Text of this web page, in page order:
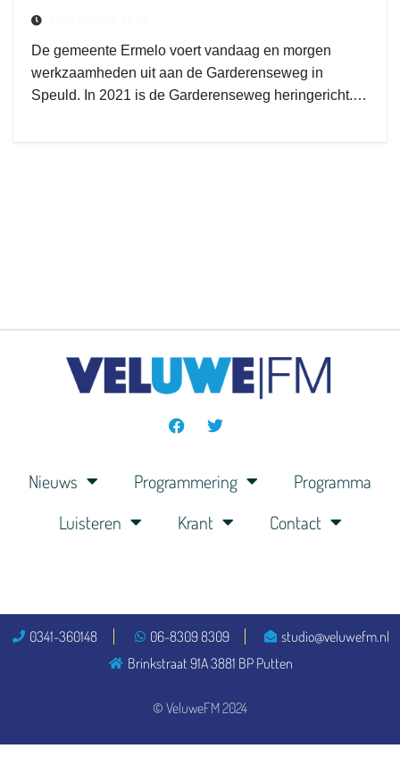
De gemeente Ermelo voert vandaag en morgen
werkzaamheden uit aan de Garderenseweg in
Speuld. In 2021 is de Garderenseweg heringericht.…
Nieuws Programmering
Programma
Luisteren
Krant Contact
© VeluweFM 2024
0341-360148 06-8309 8309
studio@veluwefm.nl
Brinkstraat 91A 3881 BP Putten